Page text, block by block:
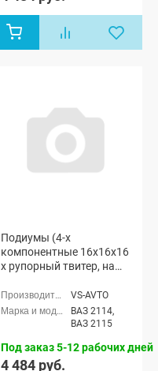
Подиумы (4-х
компонентные 16x16x16
x рупорный твитер, на
тканевыми вставками)
"VS-avto" ВАЗ 2114-15
VS-AVTO
ВАЗ 2114,
ВАЗ 2115
Под заказ 5-12 рабочих дней
4 484 руб.